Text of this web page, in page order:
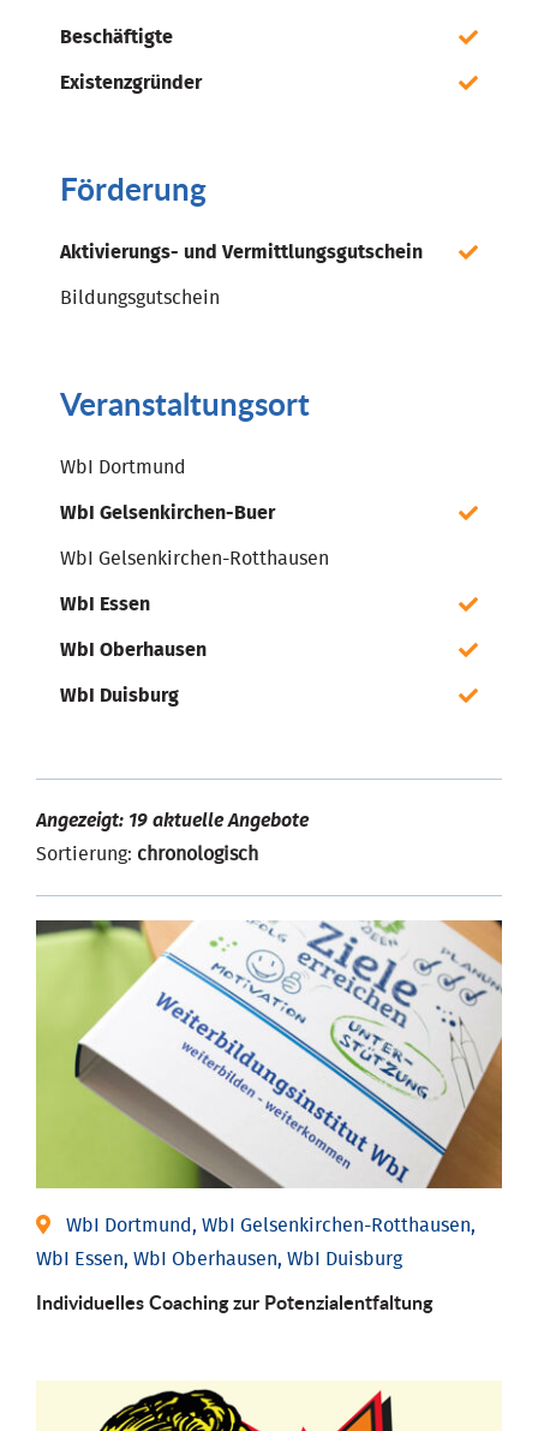
Beschäftigte
Existenzgründer
Förderung
Aktivierungs- und Vermittlungsgutschein
Bildungsgutschein
Veranstaltungsort
WbI Dortmund
WbI Gelsenkirchen-Buer
WbI Gelsenkirchen-Rotthausen
WbI Essen
WbI Oberhausen
WbI Duisburg
Angezeigt: 19 aktuelle Angebote
Sortierung: chronologisch
WbI Dortmund, WbI Gelsenkirchen-Rotthausen,
WbI Essen, WbI Oberhausen, WbI Duisburg
Individuelles Coaching zur Potenzialentfaltung